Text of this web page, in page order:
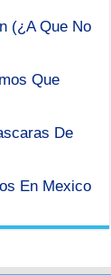
(¿A Que No
Que
De
En Mexico